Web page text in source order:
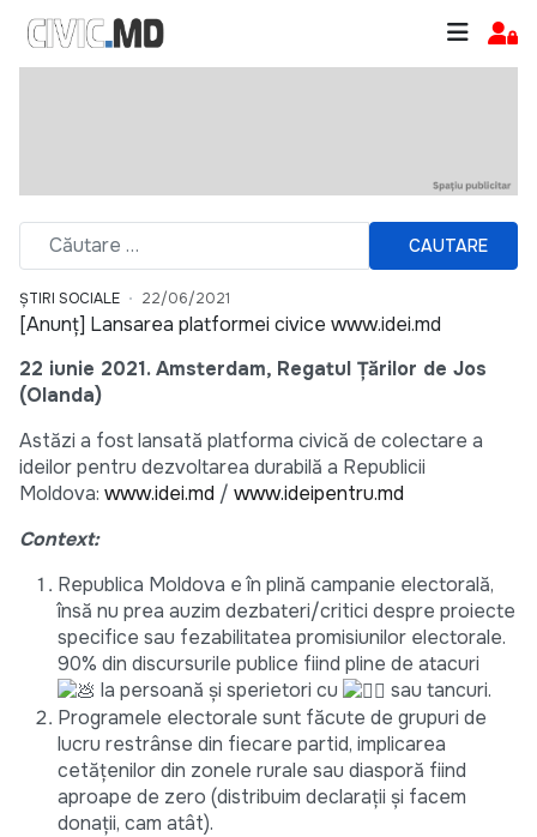
CAUTARE
ȘTIRI SOCIALE 22/06/2021
[Anunț] Lansarea platformei civice www.idei.md
22 iunie 2021. Amsterdam, Regatul Țărilor de Jos
(Olanda)
Astăzi a fost lansată platforma civică de colectare a
ideilor pentru dezvoltarea durabilă a Republicii
Moldova: www.idei.md / www.ideipentru.md
Context:
Republica Moldova e în plină campanie electorală,
însă nu prea auzim dezbateri/critici despre proiecte
specifice sau fezabilitatea promisiunilor electorale.
90% din discursurile publice fiind pline de atacuri
la persoană și sperietori cu
sau tancuri.
Programele electorale sunt făcute de grupuri de
lucru restrânse din fiecare partid, implicarea
cetățenilor din zonele rurale sau diasporă fiind
aproape de zero (distribuim declarații și facem
donații, cam atât).